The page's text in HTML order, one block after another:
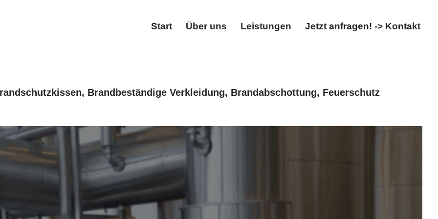
Start Über uns Leistungen Jetzt anfragen! -> Kontakt
Brandbeständige Verkleidung, Brandabschottung, Feuerschutz